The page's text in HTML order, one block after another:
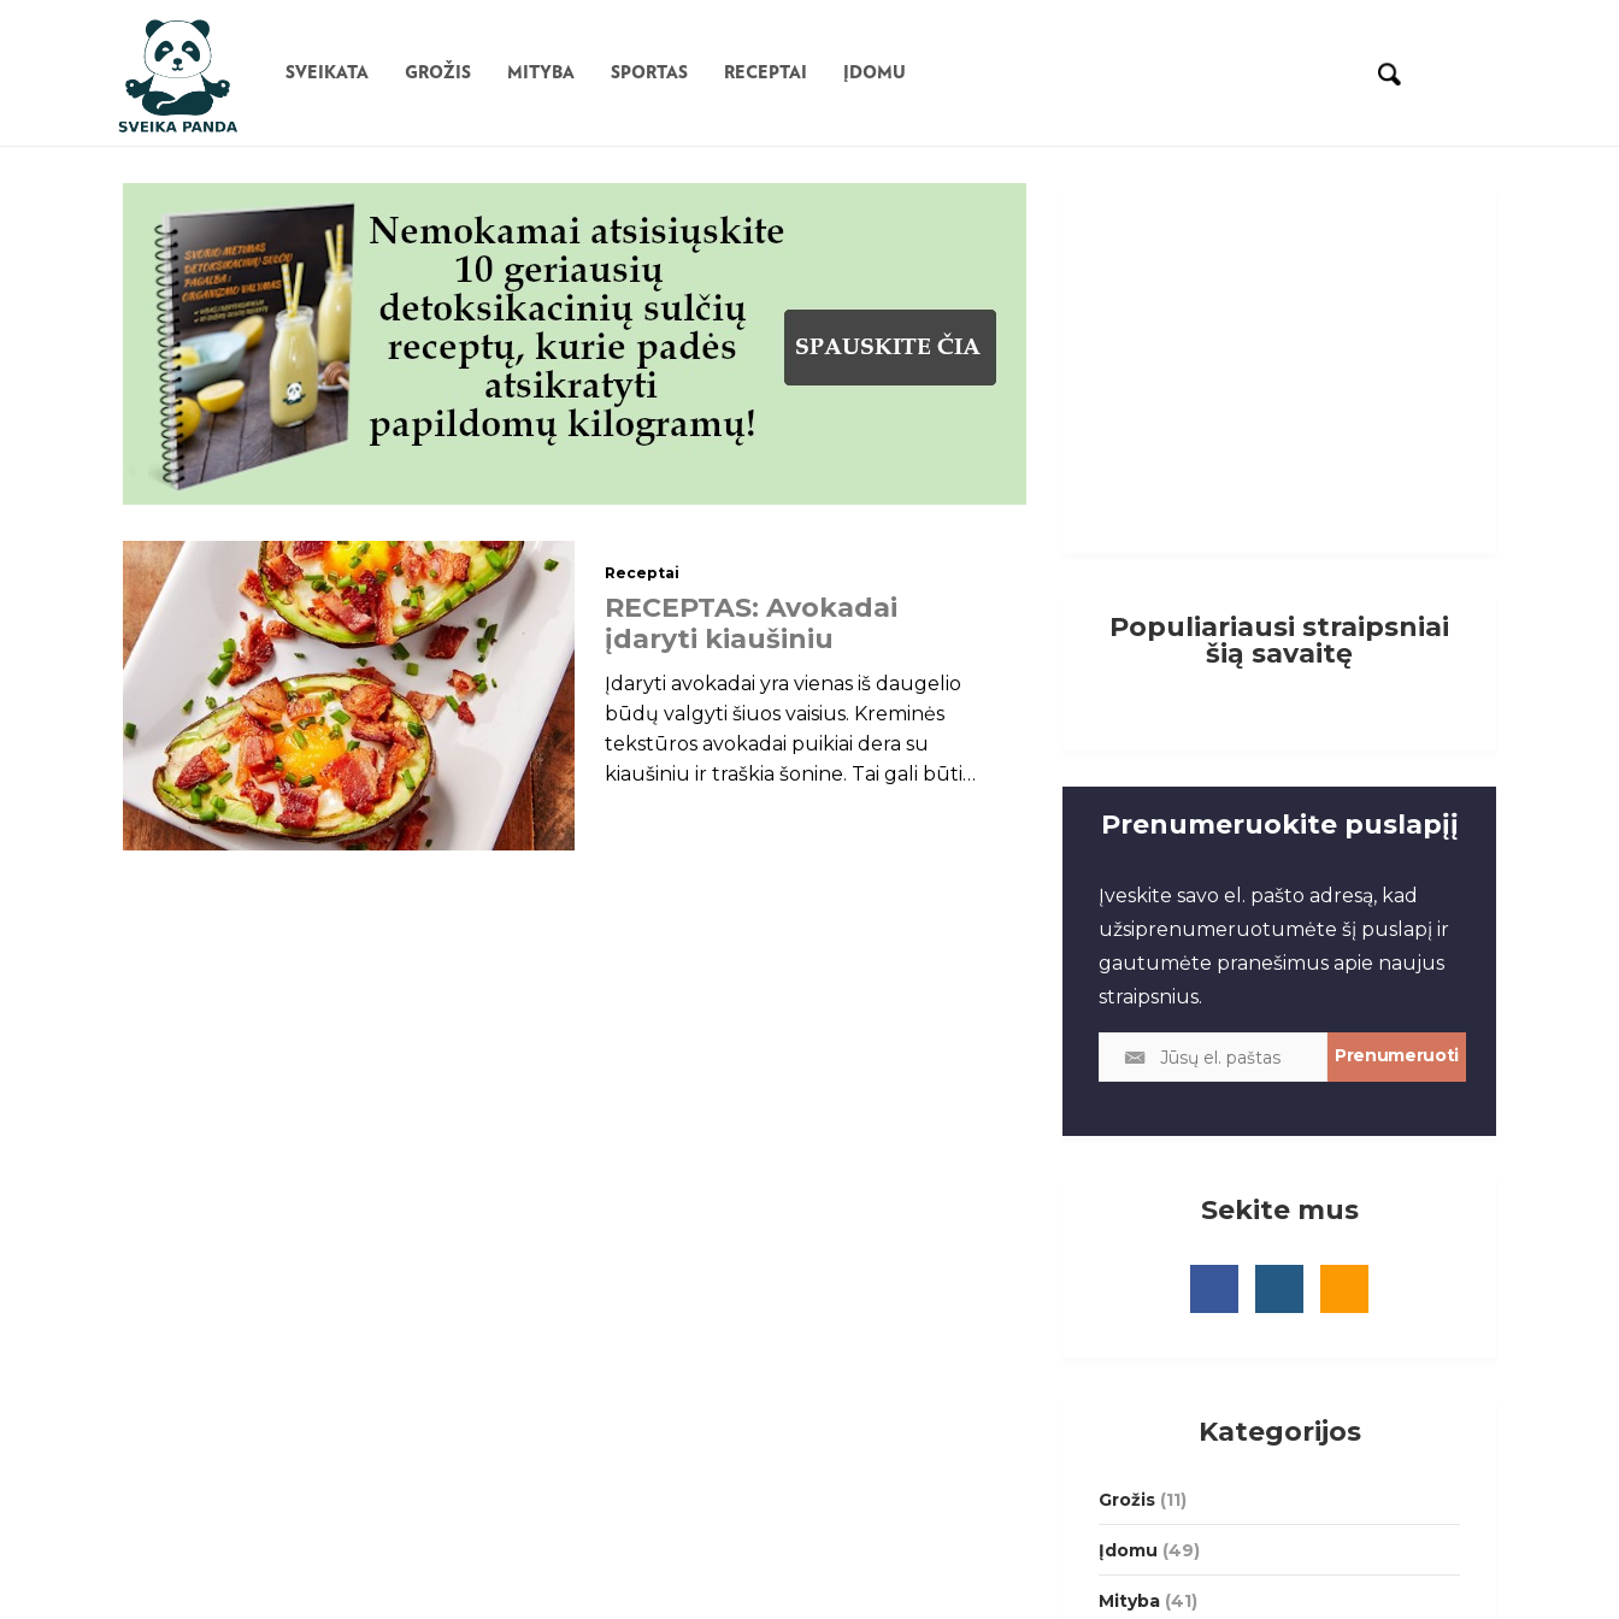
SVEIKATA GROŽIS MITYBA SPORTAS RECEPTAI ĮDOMU
Receptai
RECEPTAS: Avokadai
įdaryti kiaušiniu
Įdaryti avokadai yra vienas iš daugelio
būdų valgyti šiuos vaisius. Kreminės
tekstūros avokadai puikiai dera su
kiaušiniu ir traškia šonine. Tai gali būti
Populiariausi straipsniai
šią savaitę
Prenumeruokite puslapįį
Įveskite savo el. pašto adresą, kad
užsiprenumeruotumėte šį puslapį ir
gautumėte pranešimus apie naujus
straipsnius.
Sekite mus
Kategorijos
Grožis (11)
Įdomu (49)
Mityba (41)